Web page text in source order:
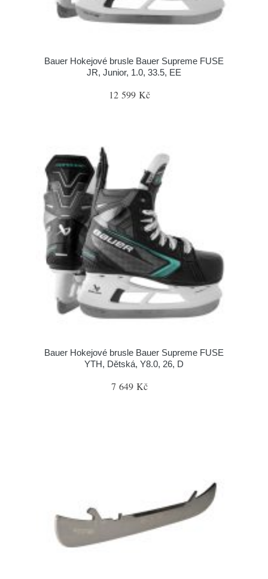
Bauer Hokejové brusle Bauer Supreme FUSE
JR, Junior, 1.0, 33.5, EE
12 599 Kč
Bauer Hokejové brusle Bauer Supreme FUSE
YTH, Dětská, Y8.0, 26, D
7 649 Kč